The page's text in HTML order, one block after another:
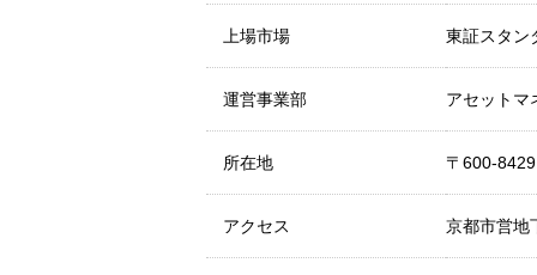
上場市場 東証スタン
運営事業部 アセットマ
所在地 〒600-
アクセス 京都市営